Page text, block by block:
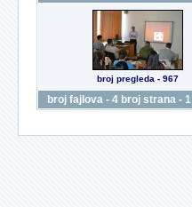
broj pregleda - 967
broj fajlova - 4 broj strana - 1